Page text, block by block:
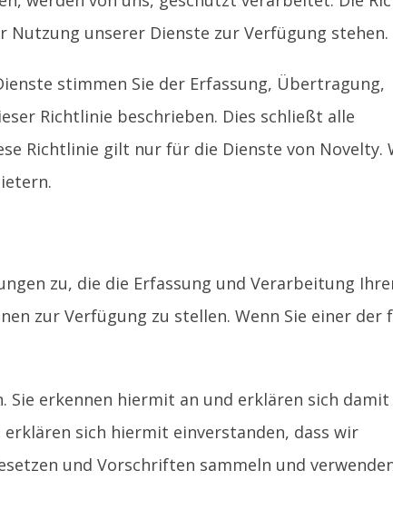
unserer Dienste zur Verfügung stehen.
stimmen Sie der Erfassung, Übertragung,
Richtlinie beschrieben. Dies schließt alle
Richtlinie gilt nur für die Dienste von Novelty.
zu, die die Erfassung und Verarbeitung
zur Verfügung zu stellen. Wenn Sie einer der
Sie erkennen hiermit an und erklären sich damit
sich hiermit einverstanden, dass wir
und Vorschriften sammeln und